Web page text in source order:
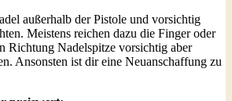
außerhalb der Pistole und vorsichtig
Meistens reichen dazu die Finger oder
Richtung Nadelspitze vorsichtig aber
Ansonsten ist dir eine Neuanschaffung zu